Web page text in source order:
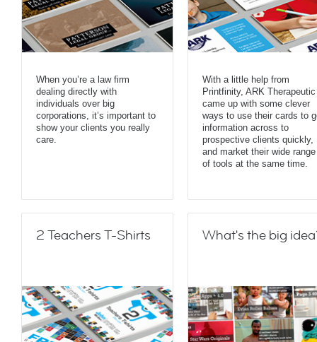
When you’re a law firm
dealing directly with
individuals over big
corporations, it’s important to
show your clients you really
care.
With a little help from
Printfinity, ARK Therapeutic
came up with some clever
ways to use their cards to
information across to
prospective clients quickly,
and market their wide range
of tools at the same time.
2 Teachers T-Shirts What's the big